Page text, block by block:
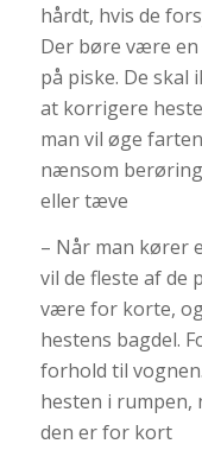
hårdt, hvis de
Der børe være
på piske. De skal
at korrigere
man vil øge
nænsom
eller tæve
– Når man kører
vil de fleste af de
være for korte,
hestens bagdel.
forhold til
hesten i rumpen,
den er for kort